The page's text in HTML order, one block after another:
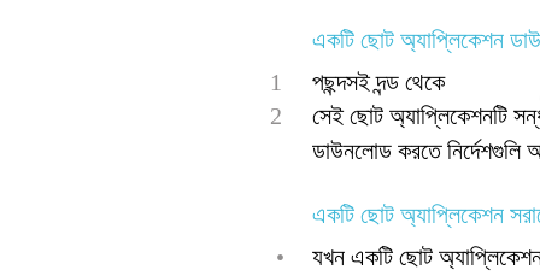
একটি ছোট অ্যাপ্লিকেশন
1
পছন্দসই দন্ড থেকে
2
সেই ছোট অ্যাপ্লিকেশনটি
ডাউনলোড করতে নির্দেশগুলি
একটি ছোট অ্যাপ্লিকেশন
•
যখন একটি ছোট